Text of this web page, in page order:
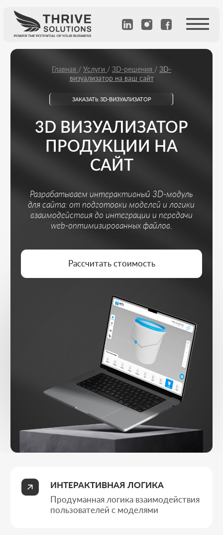
3D ВИЗУАЛИЗАТОР
ПРОДУКЦИИ НА
САЙТ
Разрабатываем интерактивный 3D-модуль
для сайта: от подготовки моделей и логики
взаимодействия до интеграции и передачи
web-оптимизированных файлов.
ЗАКАЗАТЬ 3D-ВИЗУАЛИЗАТОР
Главная/Услуги/3D-решения /3D-
Продуманная логика взаимодействия
пользователей с моделями
ИНТЕРАКТИВНАЯ ЛОГИКА
Интерактивный модуль,
увеличивающий вовлеченность
БИЗНЕС-ИНСТРУМЕНТ
Корректная и быстрая работа любых
моделей в браузере без перегрузки
WEB-ОПТИМИЗАЦИЯ
Переключение моделей, движение